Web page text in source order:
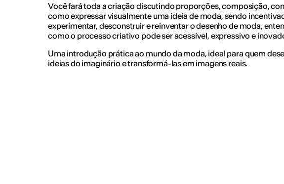
Você fará toda a criação discutindo proporções, composição,
como expressar visualmente uma ideia de moda, sendo
experimentar, desconstruir e reinventar o desenho de moda,
como o processo criativo pode ser acessível, expressivo e
Uma introdução prática ao mundo da moda, ideal para quem
ideias do imaginário e transformá-las em imagens reais.